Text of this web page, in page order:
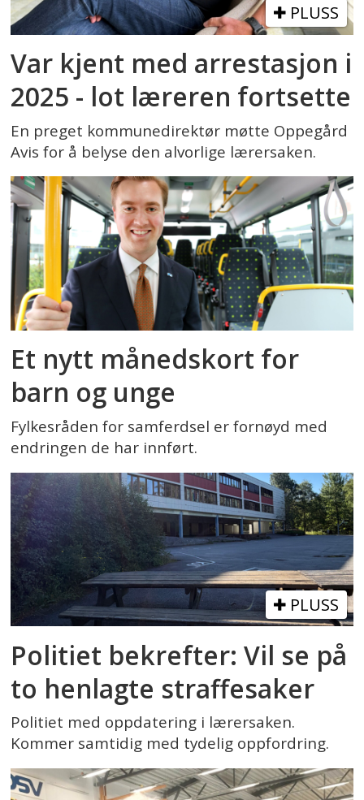
PLUSS
Var kjent med arrestasjon i
2025 - lot læreren fortsette
En preget kommunedirektør møtte Oppegård
Avis for å belyse den alvorlige lærersaken.
Et nytt månedskort for
barn og unge
Fylkesråden for samferdsel er fornøyd med
endringen de har innført.
PLUSS
Politiet bekrefter: Vil se på
to henlagte straffesaker
Politiet med oppdatering i lærersaken.
Kommer samtidig med tydelig oppfordring.